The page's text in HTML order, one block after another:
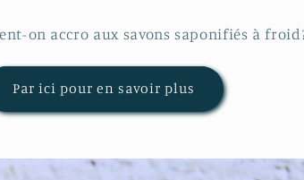
on accro aux savons saponifiés à
Par ici pour en savoir plus